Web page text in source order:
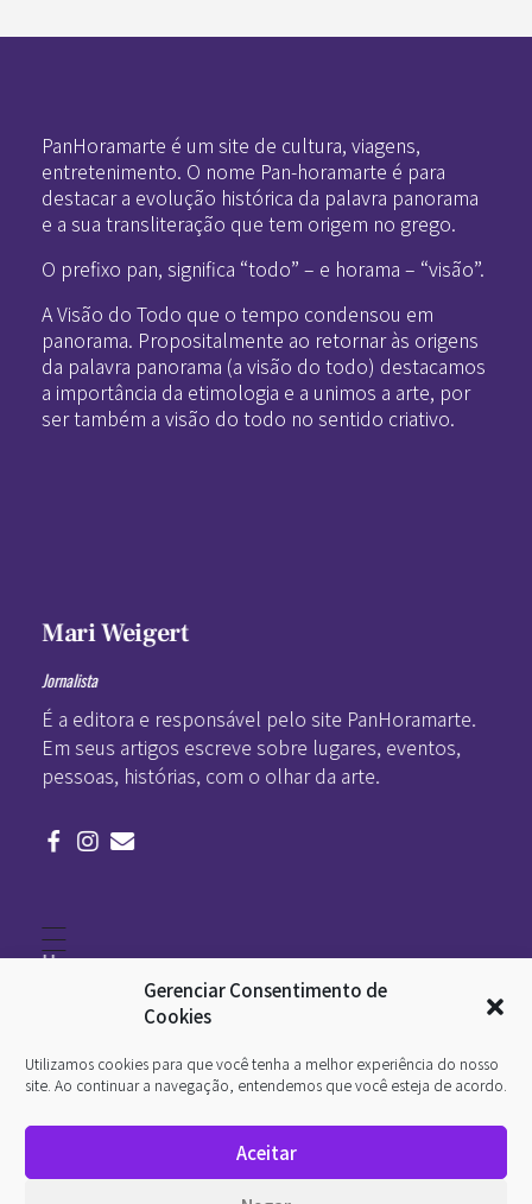
Gerenciar Consentimento de
Cookies
Utilizamos cookies para que você tenha a melhor experiência do nosso
site. Ao continuar a navegação, entendemos que você esteja de acordo.
Aceitar
PanHoramarte é um site de cultura, viagens,
entretenimento. O nome Pan-horamarte é para
destacar a evolução histórica da palavra panorama
e a sua transliteração que tem origem no grego.
O prefixo pan, significa “todo” – e horama – “visão”.
A Visão do Todo que o tempo condensou em
panorama. Propositalmente ao retornar às origens
da palavra panorama (a visão do todo) destacamos
a importância da etimologia e a unimos a arte, por
ser também a visão do todo no sentido criativo.
Mari Weigert
Jornalista
É a editora e responsável pelo site PanHoramarte.
Em seus artigos escreve sobre lugares, eventos,
pessoas, histórias, com o olhar da arte.
Home
Arte
O que é arte
InternetArt
Quem somos
© 2026 Pan-Horamarte - Porque vida é arte. Porque